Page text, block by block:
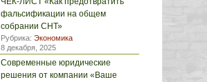
фальсификации на общем
собрании СНТ»
Рубрика: Экономика
8 декабря, 2025
Современные юридические
решения от компании «Ваше